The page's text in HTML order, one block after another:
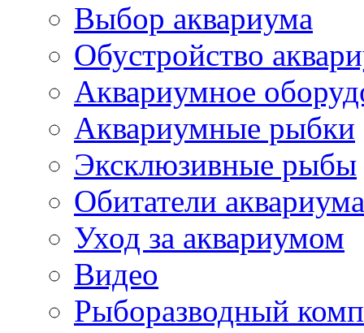
Выбор аквариума
Обустройство
Аквариумное
Аквариумные рыбки
Эксклюзивные рыбы
Обитатели аквариума
Уход за аквариумом
Видео
Рыборазводный